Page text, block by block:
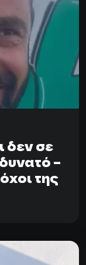
δεν σε
–
της